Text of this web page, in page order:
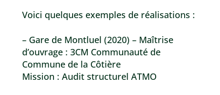
Voici quelques exemples de réalisations :
– Gare de Montluel (2020) – Maîtrise
d’ouvrage : 3CM Communauté de
Commune de la Côtière
Mission : Audit structurel ATMO